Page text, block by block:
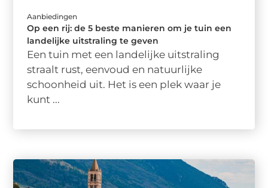
Aanbiedingen
Op een rij: de 5 beste manieren om je tuin een
landelijke uitstraling te geven
Een tuin met een landelijke uitstraling
straalt rust, eenvoud en natuurlijke
schoonheid uit. Het is een plek waar je
kunt ...